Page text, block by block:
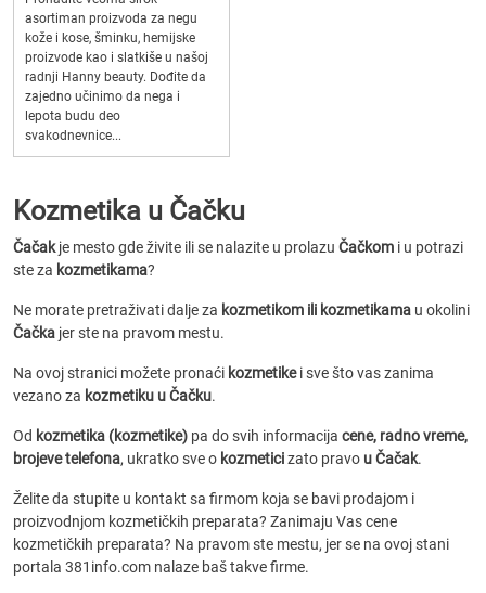
asortiman proizvoda za negu
kože i kose, šminku, hemijske
proizvode kao i slatkiše u našoj
radnji Hanny beauty. Dođite da
zajedno učinimo da nega i
lepota budu deo
svakodnevnice...
Kozmetika u Čačku
Čačakje mesto gde živite ili se nalazite u prolazu Čačkom i u potrazi
ste za kozmetikama?
Ne morate pretraživati dalje za kozmetikom ili kozmetikama u okolini
Čačka jer ste na pravom mestu.
Na ovoj stranici možete pronaći kozmetikei sve što vas zanima
vezano za kozmetiku u Čačku.
Od kozmetika (kozmetike) pa do svih informacija cene, radno vreme,
brojeve telefona, ukratko sve o kozmeticizato pravo u Čačak.
Želite da stupite u kontakt sa firmom koja se bavi prodajom i
proizvodnjom kozmetičkih preparata? Zanimaju Vas cene
kozmetičkih preparata? Na pravom ste mestu, jer se na ovoj stani
portala 381info.com nalaze baš takve firme.